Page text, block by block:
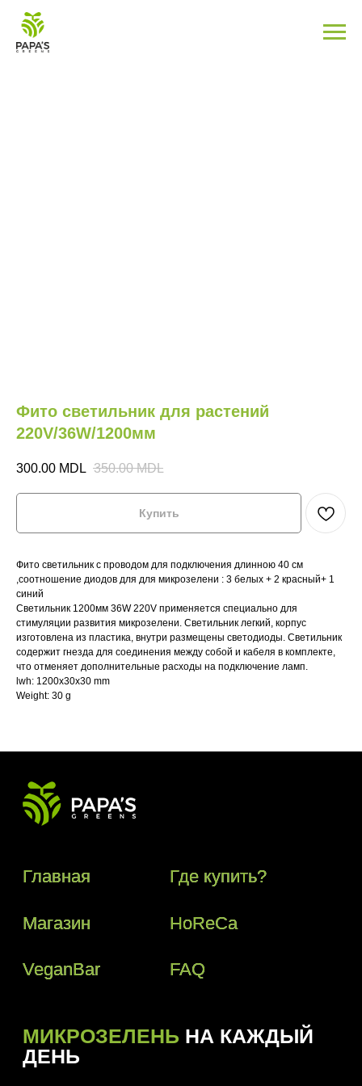
Фито светильник для растений
220V/36W/1200мм
300.00 MDL 350.00 MDL
Купить
Фито светильник с проводом для подключения длинною 40 см
,соотношение диодов для для микрозелени : 3 белых + 2 красный+ 1
синий
Светильник 1200мм 36W 220V применяется специально для
стимуляции развития микрозелени. Светильник легкий, корпус
изготовлена из пластика, внутри размещены светодиоды. Светильник
содержит гнезда для соединения между собой и кабеля в комплекте,
что отменяет дополнительные расходы на подключение ламп.
lwh: 1200x30x30 mm
Weight: 30 g
Главная
Магазин
VeganBar
Где купить?
HoReCa
Телефон:
+(373) 61 113 107
Почта:
Условия пользования
ДЕНЬ
Главная
Магазин
VeganBar
Где купить?
HoReCa